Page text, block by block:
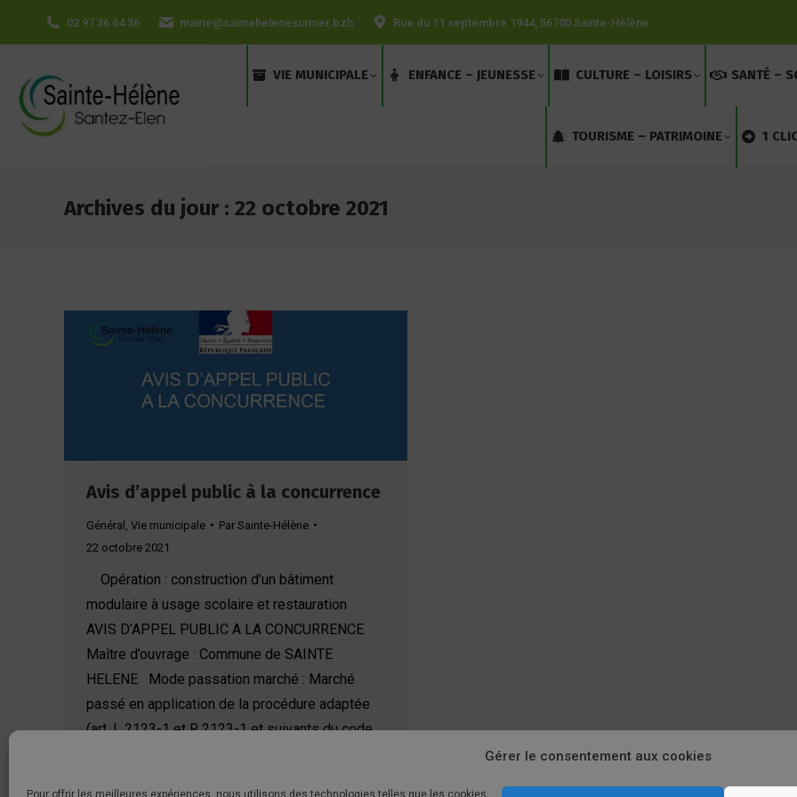
Gérer le consentement aux cookies
Pour offrir les meilleures expériences, nous utilisons des technologies telles que les cookies
principal
02 97 36 64 36 mairie@saintehelenesurmer.bzh Rue du 11 septembre 1944, 56700 Sainte-Hélène
VIE MUNICIPALE ENFANCE – JEUNESSE CULTURE – LOISIRS SANTÉ –
TOURISME – PATRIMOINE 1
Archives du jour : 22 octobre 2021
Avis d’appel public à la concurrence
Général Vie municipale Par Sainte-Hélène
22 octobre 2021
Opération : construction d’un bâtiment
modulaire à usage scolaire et restauration
AVIS D’APPEL PUBLIC A LA CONCURRENCE
Maître d’ouvrage : Commune de SAINTE
HELENE Mode passation marché : Marché
passé en application de la procédure adaptée
(art. L 2123-1 et R 2123-1 et suivants du code